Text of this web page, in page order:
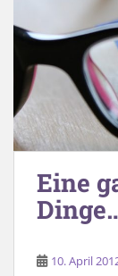
Eine
10. April